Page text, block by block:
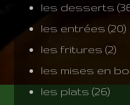
les desserts
les entrées (20)
les fritures (2)
les mises en
les plats (26)